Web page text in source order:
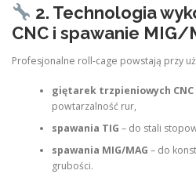
2. Technologia
CNC i spawanie MIG/
Profesjonalne roll‑cage powstają przy
giętarek trzpieniowych CNC
powtarzalność rur,
spawania TIG – do stali
spawania MIG/MAG – do
grubości.